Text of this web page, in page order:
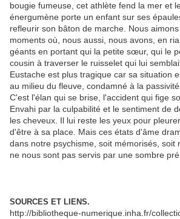
bougie fumeuse, cet athlète fend la mer et
énergumène porte un enfant sur ses
refleurir son bâton de marche. Nous
moments où, nous aussi, nous avons, en
géants en portant qui la petite sœur, qui le
cousin à traverser le ruisselet qui lui
Eustache est plus tragique car sa situation
au milieu du fleuve, condamné à la
C'est l'élan qui se brise, l'accident qui fige
Envahi par la culpabilité et le sentiment de
les cheveux. Il lui reste les yeux pour
d'être à sa place. Mais ces états d'âme
dans notre psychisme, soit mémorisés, soit
ne nous sont pas servis par une sombre
SOURCES ET LIENS.
http://bibliotheque-numerique.inha.fr/